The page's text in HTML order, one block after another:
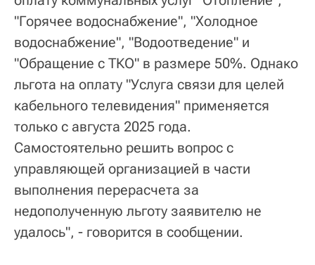
"Горячее водоснабжение", "Холодное
водоснабжение", "Водоотведение" и
"Обращение с ТКО" в размере 50%. Однако
льгота на оплату "Услуга связи для целей
кабельного телевидения" применяется
только с августа 2025 года.
Самостоятельно решить вопрос с
управляющей организацией в части
выполнения перерасчета за
недополученную льготу заявителю не
удалось", - говорится в сообщении.